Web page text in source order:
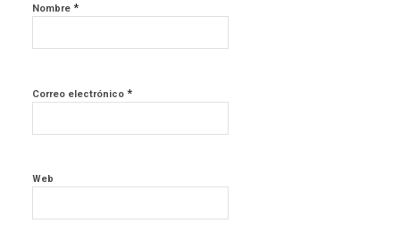
Nombre *
Correo electrónico *
Web